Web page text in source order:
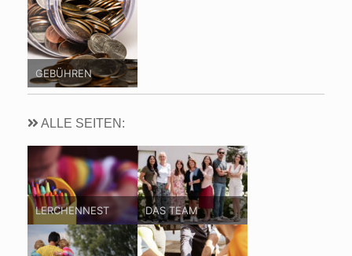
GEBÜHREN
ALLE SEITEN:
LERCHENNEST DAS TEAM